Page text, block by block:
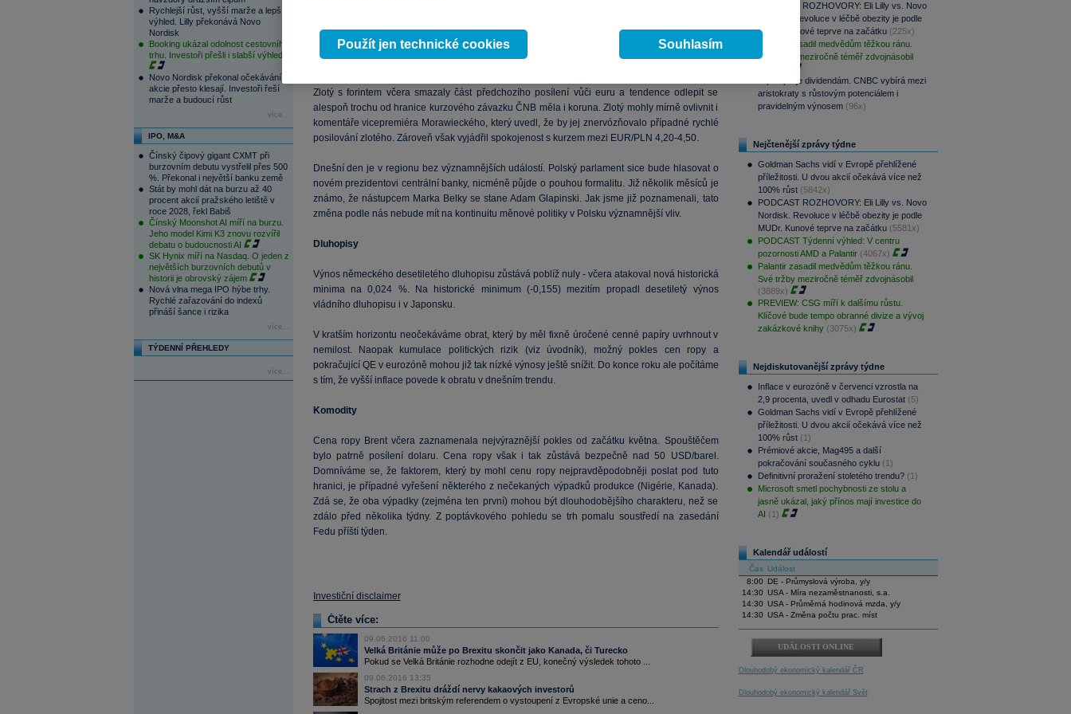
Rychlejší růst, vyšší marže a lepší
výhled. Lilly překonává Novo
Nordisk
Booking ukázal odolnost cestovního
trhu. Investoři přešli i slabší výhled
Novo Nordisk překonal očekávání,
akcie přesto klesají. Investoři řeší
marže a budoucí růst
více...
IPO, M&A
Čínský čipový gigant CXMT při
burzovním debutu vystřelil přes 500
%. Překonal i největší banku země
Stát by mohl dát na burzu až 40
procent akcií pražského letiště v
roce 2028, řekl Babiš
Čínský Moonshot AI míří na burzu.
Jeho model Kimi K3 znovu rozvířil
debatu o budoucnosti AI
SK Hynix míří na Nasdaq. O jeden z
největších burzovních debutů v
historii je obrovský zájem
Nová vlna mega IPO hýbe trhy.
Rychlé zařazování do indexů
přináší šance i rizika
více...
TÝDENNÍ PŘEHLEDY
více...
tentokrát Athény dokáží zaplatit splatné dluhy.
Region
Zlotý s forintem včera smazaly část předchozího posílení vůči euru a tendence odlepit se
alespoň trochu od hranice kurzového závazku ČNB měla i koruna. Zlotý mohly mírně ovlivnit i
komentáře vicepremiéra Morawieckého, který uvedl, že by jej znervózňovalo případné rychlé
posilování zlotého. Zároveň však vyjádřil spokojenost s kurzem mezi EUR/PLN 4,20-4,50.
Dnešní den je v regionu bez významnějších událostí. Polský parlament sice bude hlasovat o
novém prezidentovi centrální banky, nicméně půjde o pouhou formalitu. Již několik měsíců je
známo, že nástupcem Marka Belky se stane Adam Glapinski. Jak jsme již poznamenali, tato
změna podle nás nebude mít na kontinuitu měnové politiky v Polsku významnější vliv.
Dluhopisy
Výnos německého desetiletého dluhopisu zůstává poblíž nuly - včera atakoval nová historická
minima na 0,024 %. Na historické minimum (-0,155) mezitím propadl desetiletý výnos
vládního dluhopisu i v Japonsku.
V kratším horizontu neočekáváme obrat, který by měl fixně úročené cenné papíry uvrhnout v
nemilost. Naopak kumulace politických rizik (viz úvodník), možný pokles cen ropy a
pokračující QE v eurozóně mohou již tak nízké výnosy ještě snížit. Do konce roku ale počítáme
s tím, že vyšší inflace povede k obratu v dnešním trendu.
Komodity
Cena ropy Brent včera zaznamenala nejvýraznější pokles od začátku května. Spouštěčem
bylo patrně posílení dolaru. Cena ropy však i tak zůstává bezpečně nad 50 USD/barel.
Domníváme se, že faktorem, který by mohl cenu ropy nejpravděpodobněji poslat pod tuto
hranici, je případné vyřešení některého z nečekaných výpadků produkce (Nigérie, Kanada).
Zdá se, že oba výpadky (zejména ten první) mohou být dlouhodobějšího charakteru, než se
zdálo před několika týdny. Z poptávkového pohledu se trh pomalu soustředí na zasedání
Fedu příští týden.
Investiční disclaimer
Čtěte více:
09.06.2016 11:00
Velká Británie může po Brexitu skončit jako Kanada, či Turecko
Pokud se Velká Británie rozhodne odejít z EU, konečný výsledek tohoto ...
09.06.2016 13:35
Strach z Brexitu dráždí nervy kakaových investorů
Spojitost mezi britským referendem o vystoupení z Evropské unie a ceno...
PODCAST ROZHOVORY: Eli Lilly vs. Novo
Nordisk. Revoluce v léčbě obezity je podle
MUDr. Kunové teprve na začátku (225x)
Palantir zasadil medvědům těžkou ránu.
Své tržby meziročně téměř zdvojnásobil
Srpen přeje dividendám. CNBC vybírá mezi
aristokraty s růstovým potenciálem i
pravidelným výnosem (96x)
Nejčtenější zprávy týdne
Goldman Sachs vidí v Evropě přehlížené
příležitosti. U dvou akcií očekává více než
100% růst (5842x)
PODCAST ROZHOVORY: Eli Lilly vs. Novo
Nordisk. Revoluce v léčbě obezity je podle
MUDr. Kunové teprve na začátku (5581x)
PODCAST Týdenní výhled: V centru
pozornosti AMD a Palantir (4067x)
Palantir zasadil medvědům těžkou ránu.
Své tržby meziročně téměř zdvojnásobil
(3889x)
PREVIEW: CSG míří k dalšímu růstu.
Klíčové bude tempo obranné divize a vývoj
zakázkové knihy (3075x)
Nejdiskutovanější zprávy týdne
Inflace v eurozóně v červenci vzrostla na
2,9 procenta, uvedl v odhadu Eurostat (5)
Goldman Sachs vidí v Evropě přehlížené
příležitosti. U dvou akcií očekává více než
100% růst (1)
Prémiové akcie, Mag495 a další
pokračování současného cyklu (1)
Definitivní proražení stoletého trendu? (1)
Microsoft smetl pochybnosti ze stolu a
jasně ukázal, jaký přínos mají investice do
AI (1)
Kalendář událostí
Čas Událost
8:00
DE - Průmyslová výroba, y/y
14:30 USA - Míra nezaměstnanosti, s.a.
14:30 USA - Průměrná hodinová mzda, y/y
14:30 USA - Změna počtu prac. míst
UDÁLOSTI ONLINE
Dlouhodobý ekonomický kalendář ČR
Dlouhodobý ekonomický kalendář Svět
Použít jen technické cookies Souhlasím